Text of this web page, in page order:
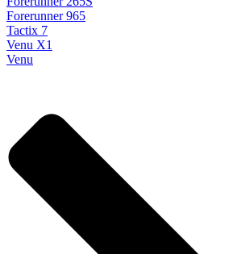
Forerunner 965
Tactix 7
Venu X1
Venu